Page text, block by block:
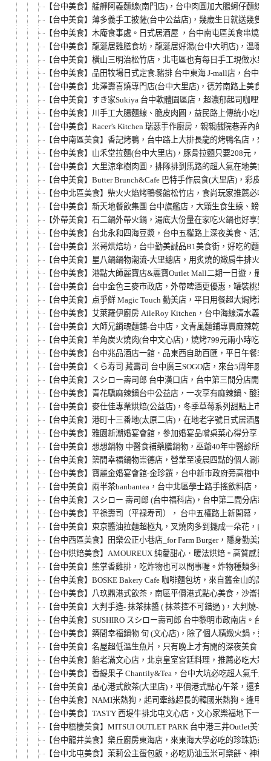
【台中美食】艋舺阿義麵線(南門店)，台中肉圓加大腸蚵仔麵
【台中美食】薄多義手工披薩(台中公益店)，幾歲生日就送幾
【台中美食】木庵食事處。日式居酒屋 ，台中南屯區美食串燒
【台中美食】龍涎居雞膳食坊，龍涎居好湯(台中大明店)，溫
【台中美食】橫山三明治松竹店，北屯區也有每日手工現做水
【台中美食】品田牧場日式定食.豬排 台中東海 J-mall店，台中
【台中美食】北澤壽喜燒專門店(台中大里店)，德芳南路上美
【台中美食】すき家Sukiya 台中軟體園區店，超濃郁起司咖哩
【台中美食】川手工大腸麵線、脆皮肉圓，益民路上傳統小吃
【台中美食】Racer’s Kitchen 瑞瑟手作廚房，親親戲院巷弄內
【台中南區美食】香記烤鴨，台中路上大排長龍的烤鴨名店，
【台中美食】山禾堂拉麵(台中大里店)，豚骨拉麵只要208元，
【台中美食】大里涼傘樹肉圓，排隊排到馬路的超人氣在地美
【台中美食】Butter Brunch&Cafe 巴特手作晨食(大里店)，彩
【台中北區美食】柴火火焰烤鴨餐館松竹店，食尚玩家推薦必
【台中美食】新天地餐飲集團 台中旗艦店，大顆生食生蠔、螃
【外帶美食】石二鍋外帶火鍋，湯底大份量在家吃火鍋也好享
【台中美食】台北永和四海豆漿，台中五權路上深夜美食、活
【台中美食】米哥烘焙坊，台中勤美誠品B1美食街，好吃的麵
【台中美食】星八鍋鍋物潮流-大里總店，用炙燒的嫩肩牛排火
【台中美食】港點大師麗寶店&麗寶Outlet Mall二期一日遊，最
【台中美食】台中金色三麥市政店，外帶啤酒更優惠，罐裝桃
【台中美食】点爭鮮 Magic Touch 勤美店，平日用餐超大焗烤
【台中美食】艾萊羅伊廚房 AileRoy Kitchen，台中海線清水義
【台中美食】大師兄銷魂麵舖-台中店，文青風麵鋪專賣麻辣乾
【台中美食】羊角炭火燒肉(台中文心店)，燒烤799元兩小時吃
【台中美食】台中兆品酒店一館．品東西自助百匯，平日午餐
【台中美食】くら寿司 藏壽司 台中廣三SOGO店，來台5周年
【台中美食】スシロー壽司郎 台中漢口店，台中第三間分店開
【台中美食】青花驕麻辣鍋台中公益店，一次享有麻辣鍋、酸
【台中美食】麥仕佳專業烘焙(公益店)，冬季草莓系列甜點上
【台中美食】港町十三番地(太原二店)，在地老字號日式居酒
【台中美食】雅園新潮婚宴會館，參加婚宴品嚐桌菜心得分享
【台中美食】想想鍋物 中醫食補藥膳鍋物，巫爺40年中醫診所
【台中美食】築間幸福鍋物崇德店，營業至凌晨四點的個人涮
【台中美食】寶麗金婚宴會館-金珍饌，台中新市政府旁高檔中
【台中美食】兩半茶banbantea，台中北區學士路手搖飲料店
【台中美食】スシロー 壽司郎 (台中福科店)，台中第二間分店
【台中美食】平祿壽司（平禄寿司）， 台中五權路上新開幕，
【台中美食】東京醬油拉麵超極丸，叉燒肉多到擺成一朵花，
【台中西區美食】田樂公正小巷店_for Farm Burger，隱身勤美
【台中烘焙美食】AMOUREUX 純愛甜心．暖法烘焙。高質感
【台中美食】熊掌香雞排，吃炸物也可以問事喔。炸物種類多
【台中美食】BOSKE Bakery Cafe 咖啡麵包坊，來自舊金山的
【台中美食】八玖鼎港式飲茶，南區平價港式點心美食，沙崙
【台中美食】大判手造- 抹茶抹醬 ( 抹茶控不可錯過 )，大判燒-
【台中美食】SUSHIRO スシロー壽司郎 台中黎明市政南店。
【台中美食】築間幸福鍋物 旬 (文心店)，除了個人精緻火鍋，
【台中美食】名屋超低溫生魚片，只有晚上才有開的深夜美食
【台中美食】餡老滿文心店，北京皇室宮廷料理，推薦必吃大
【台中美食】香緹果子 Chantily&Tea，台中大坑必吃超人氣千
【台中美食】品心港式飲茶(大里店)，平價港式點心午茶，還
【台中美食】NAMI米熱狗，起司牽絲超長的韓國米熱狗。逢甲
【台中美食】TASTY 西堤牛排北屯文心店，文心家樂福地下一樓
【台中梧棲美食】MITSUI OUTLET PARK 台中港三井Outlet美
【台中龍井美食】樂丘廚房東海店，來東海大學必吃的珍珠奶
【台中北屯美食】茉莉公主蛋包飯，必吃奶油玉米可樂餅、神